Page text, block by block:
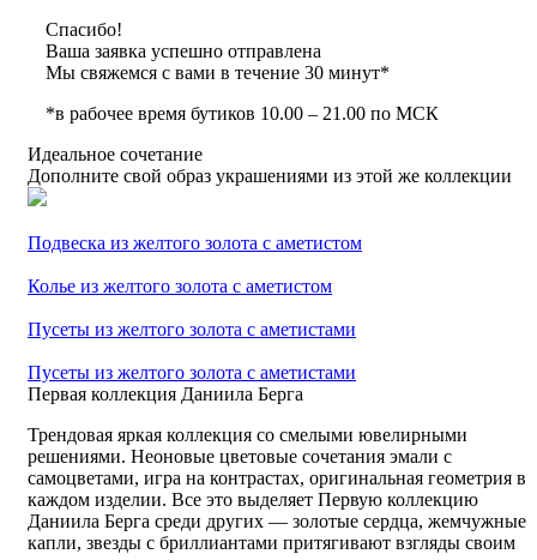
Спасибо!
Ваша заявка успешно отправлена
Мы свяжемся с вами в течение 30 минут*
*в рабочее время бутиков 10.00 – 21.00 по МСК
Идеальное сочетание
Дополните свой образ украшениями из этой же коллекции
Подвеска из желтого золота с аметистом
Колье из желтого золота с аметистом
Пусеты из желтого золота с аметистами
Пусеты из желтого золота с аметистами
Первая коллекция Даниила Берга
Трендовая яркая коллекция со смелыми ювелирными
решениями. Неоновые цветовые сочетания эмали с
самоцветами, игра на контрастах, оригинальная геометрия в
каждом изделии. Все это выделяет Первую коллекцию
Даниила Берга среди других — золотые сердца, жемчужные
капли, звезды с бриллиантами притягивают взгляды своим